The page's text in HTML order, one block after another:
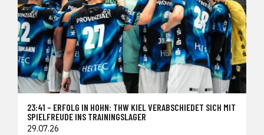
23:41 – ERFOLG IN HOHN: THW KIEL VERABSCHIEDET SICH MIT
SPIELFREUDE INS TRAININGSLAGER
29.07.26